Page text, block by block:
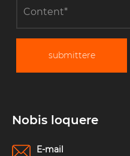
submittere
Nobis loquere
E-mail